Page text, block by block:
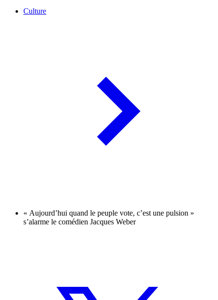
Culture
« Aujourd’hui quand le peuple vote, c’est une pulsion »
s’alarme le comédien Jacques Weber